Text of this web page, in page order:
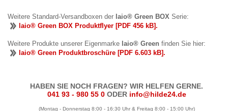
Weitere Standard-Versandboxen der laio® Green BOX Serie:
laio® Green BOX Produktflyer [PDF 456 kB].
Weitere Produkte unserer Eigenmarke laio® Green finden Sie hier:
laio® Green Produktbroschüre [PDF 6.603 kB].
HABEN SIE NOCH FRAGEN? WIR HELFEN GERNE.
041 93 - 980 55 0 ODER info@hilde24.de
(Montag - Donnerstag 8:00 - 16:30 Uhr & Freitag 8:00 - 15:00 Uhr)